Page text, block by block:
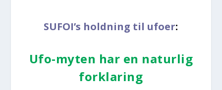
SUFOI’s hold­ning til ufo­er:
Ufo-myten har en natur­lig
for­kla­ring